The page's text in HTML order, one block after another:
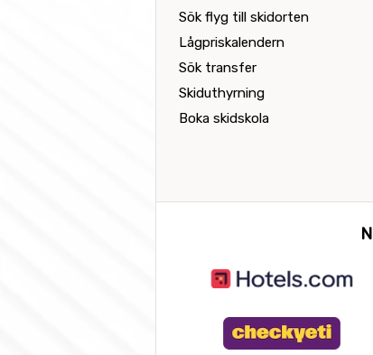
Sök flyg till skidorten
Lågpriskalendern
Sök transfer
Skiduthyrning
Boka skidskola